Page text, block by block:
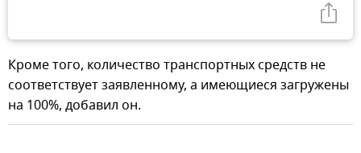
Кроме того, количество транспортных средств не
соответствует заявленному, а имеющиеся загружены
на 100%, добавил он.